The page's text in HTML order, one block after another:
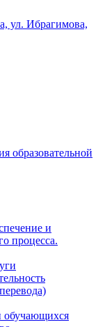
ул. Ибрагимова,
образовательной
и
процесса.
обучающихся